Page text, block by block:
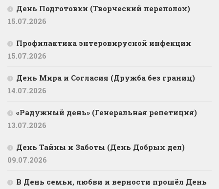
День Подготовки (Творческий переполох)
15.07.2026
Профилактика энтеровирусной инфекции
15.07.2026
День Мира и Согласия (Дружба без границ)
14.07.2026
«Радужный день» (Генеральная репетиция)
13.07.2026
День Тайны и Заботы (День Добрых дел)
09.07.2026
В День семьи, любви и верности прошёл День